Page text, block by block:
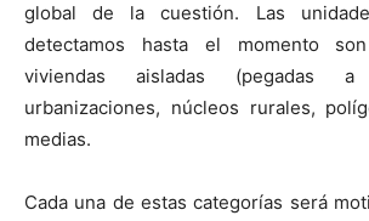
global de la cuestión. Las
detectamos hasta el momento
viviendas aisladas (pegadas
urbanizaciones, núcleos rurales,
medias.
Cada una de estas categorías será